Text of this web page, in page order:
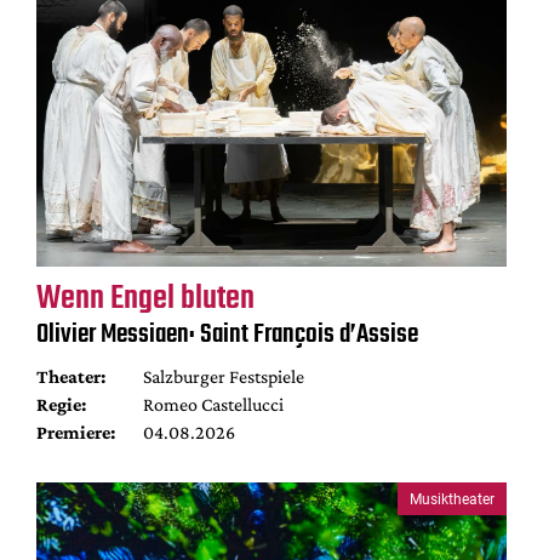
Wenn Engel bluten
Olivier Messiaen: Saint François d’Assise
Theater:
Salzburger Festspiele
Regie:
Romeo Castellucci
Premiere:
04.08.2026
Musiktheater